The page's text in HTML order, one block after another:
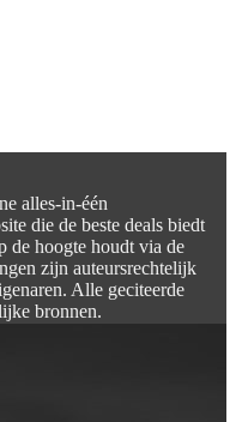
alles-in-één
die de beste deals biedt
de hoogte houdt via de
zijn auteursrechtelijk
Alle geciteerde
bronnen.